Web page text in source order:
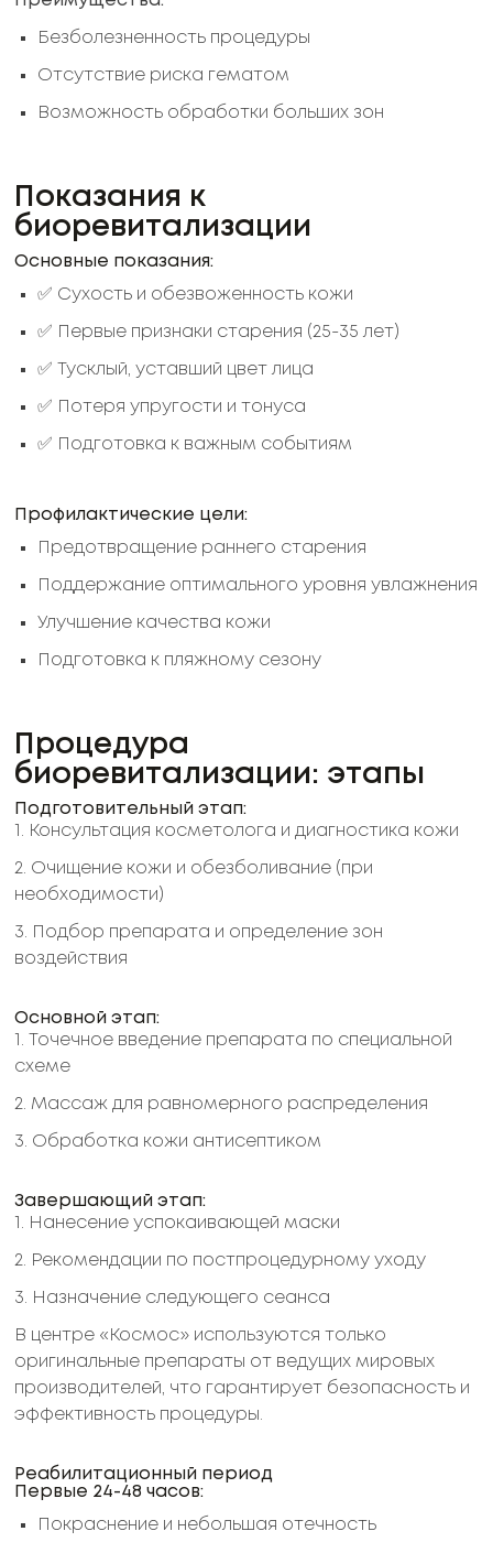
Безболезненность процедуры
Отсутствие риска гематом
Возможность обработки больших зон
Показания к
биоревитализации
Основные показания:
✅ Сухость и обезвоженность кожи
✅ Первые признаки старения (25-35 лет)
✅ Тусклый, уставший цвет лица
✅ Потеря упругости и тонуса
✅ Подготовка к важным событиям
Профилактические цели:
Предотвращение раннего старения
Поддержание оптимального уровня увлажнения
Улучшение качества кожи
Подготовка к пляжному сезону
Процедура
биоревитализации: этапы
Подготовительный этап:
1. Консультация косметолога и диагностика кожи
2. Очищение кожи и обезболивание (при
необходимости)
3. Подбор препарата и определение зон
воздействия
Основной этап:
1. Точечное введение препарата по специальной
схеме
2. Массаж для равномерного распределения
3. Обработка кожи антисептиком
Завершающий этап:
1. Нанесение успокаивающей маски
2. Рекомендации по постпроцедурному уходу
3. Назначение следующего сеанса
В центре «Космос» используются только
оригинальные препараты от ведущих мировых
производителей, что гарантирует безопасность и
эффективность процедуры.
Реабилитационный период
Первые 24-48 часов:
Покраснение и небольшая отечность